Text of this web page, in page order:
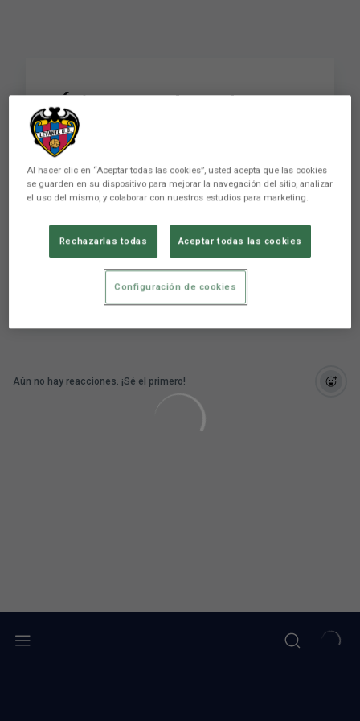
Éxito rotundo en la
firma de autógrafos
celebrada en El Corte
Inglés
Éxito rotundo en la firma de autógrafos
celebrada en El Corte Inglés
Aún no hay reacciones. ¡Sé el primero!
Al hacer clic en “Aceptar todas las cookies”, usted acepta que las cookies
se guarden en su dispositivo para mejorar la navegación del sitio, analizar
el uso del mismo, y colaborar con nuestros estudios para marketing.
Rechazarlas todas Aceptar todas las cookies
Configuración de cookies